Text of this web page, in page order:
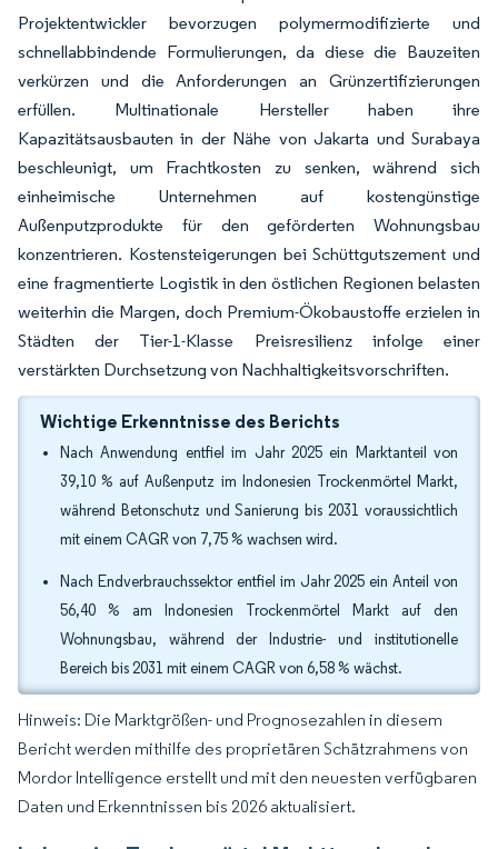
Projektentwickler bevorzugen polymermodifizierte und
schnellabbindende Formulierungen, da diese die Bauzeiten
verkürzen und die Anforderungen an Grünzertifizierungen
erfüllen. Multinationale Hersteller haben ihre
Kapazitätsausbauten in der Nähe von Jakarta und Surabaya
beschleunigt, um Frachtkosten zu senken, während sich
einheimische Unternehmen auf kostengünstige
Außenputzprodukte für den geförderten Wohnungsbau
konzentrieren. Kostensteigerungen bei Schüttgutszement und
eine fragmentierte Logistik in den östlichen Regionen belasten
weiterhin die Margen, doch Premium-Ökobaustoffe erzielen in
Städten der Tier-1-Klasse Preisresilienz infolge einer
verstärkten Durchsetzung von Nachhaltigkeitsvorschriften.
Wichtige Erkenntnisse des Berichts
Nach Anwendung entfiel im Jahr 2025 ein Marktanteil von
39,10 % auf Außenputz im Indonesien Trockenmörtel Markt,
während Betonschutz und Sanierung bis 2031 voraussichtlich
mit einem CAGR von 7,75 % wachsen wird.
Nach Endverbrauchssektor entfiel im Jahr 2025 ein Anteil von
56,40 % am Indonesien Trockenmörtel Markt auf den
Wohnungsbau, während der Industrie- und institutionelle
Bereich bis 2031 mit einem CAGR von 6,58 % wächst.
Hinweis: Die Marktgrößen- und Prognosezahlen in diesem
Bericht werden mithilfe des proprietären Schätzrahmens von
Mordor Intelligence erstellt und mit den neuesten verfügbaren
Daten und Erkenntnissen bis 2026 aktualisiert.